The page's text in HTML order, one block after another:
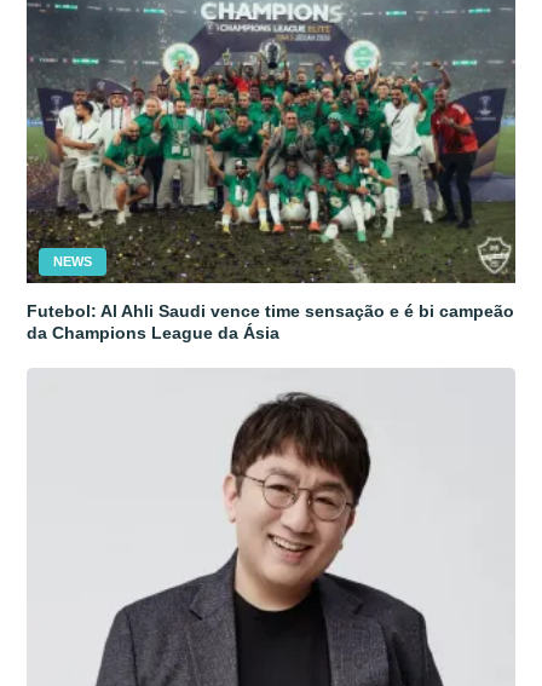
NEWS
Futebol: Al Ahli Saudi vence time sensação e é bi campeão
da Champions League da Ásia